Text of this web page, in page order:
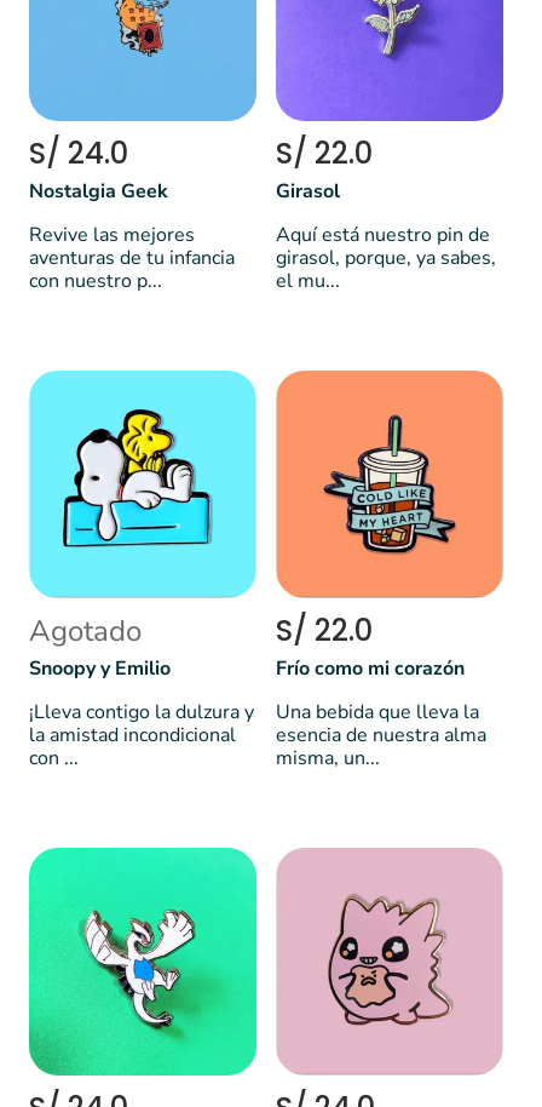
S/ 24.0
Nostalgia Geek
Revive las mejores
aventuras de tu infancia
con nuestro p...
S/ 22.0
Girasol
Aquí está nuestro pin de
girasol, porque, ya sabes,
el mu...
Agotado
Snoopy y Emilio
¡Lleva contigo la dulzura y
la amistad incondicional
con ...
S/ 22.0
Frío como mi corazón
Una bebida que lleva la
esencia de nuestra alma
misma, un...